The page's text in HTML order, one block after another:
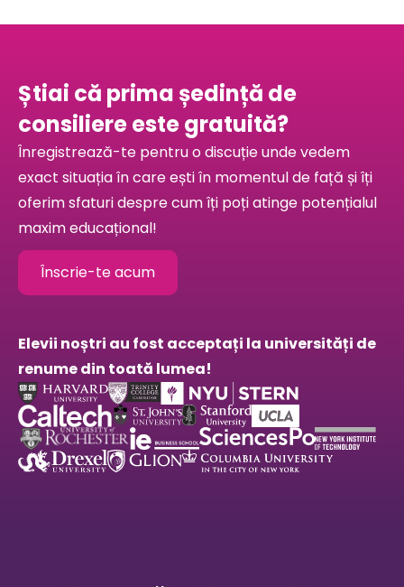
Știai că prima ședință de
consiliere este gratuită?
Înregistrează-te pentru o discuție unde vedem
exact situația în care ești în momentul de față și îți
oferim sfaturi despre cum îți poți atinge potențialul
maxim educațional!
Înscrie-te acum
Elevii noștri au fost acceptați la universități de
renume din toată lumea!